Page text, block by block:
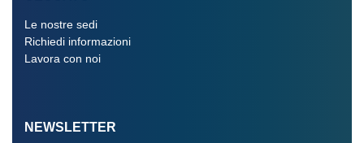
Le nostre sedi
Richiedi informazioni
Lavora con noi
NEWSLETTER